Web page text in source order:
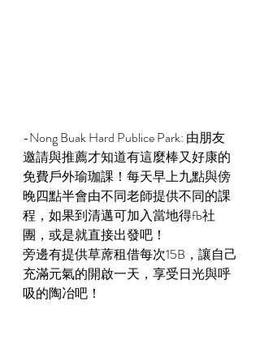
-Nong Buak Hard Publice Park: 由朋友
邀請與推薦才知道有這麼棒又好康的
免費戶外瑜珈課！每天早上九點與傍
晚四點半會由不同老師提供不同的課
程，如果到清邁可加入當地得fb社
團，或是就直接出發吧！
旁邊有提供草蓆租借每次15B，讓自己
充滿元氣的開啟一天，享受日光與呼
吸的陶冶吧！